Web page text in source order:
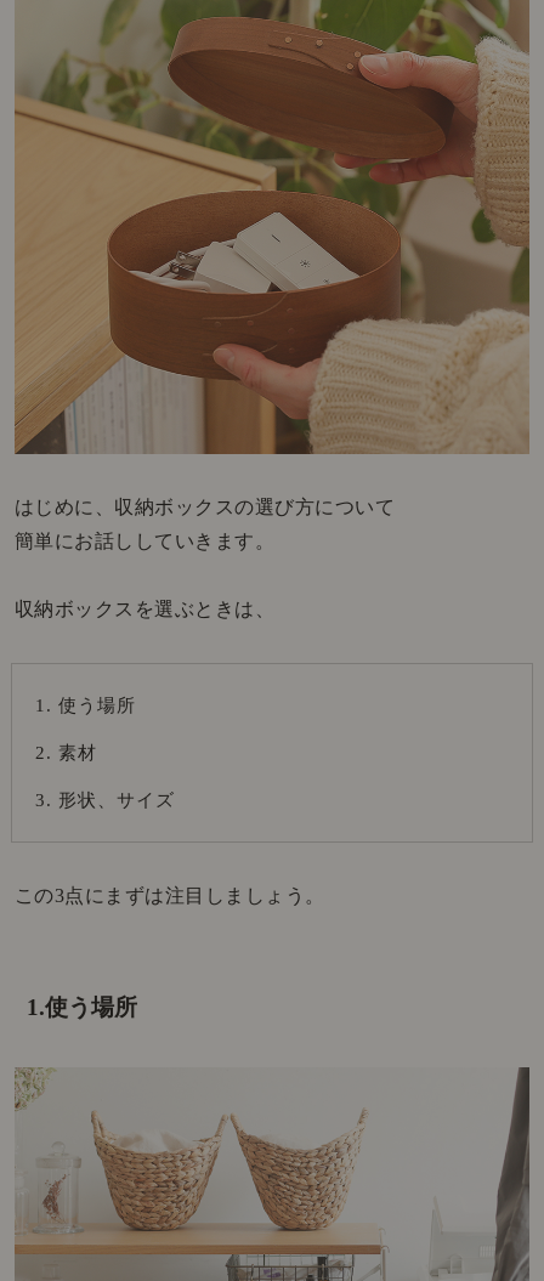
はじめに、収納ボックスの選び方について
簡単にお話ししていきます。
収納ボックスを選ぶときは、
使う場所
素材
形状、サイズ
この3点にまずは注目しましょう。
1.使う場所